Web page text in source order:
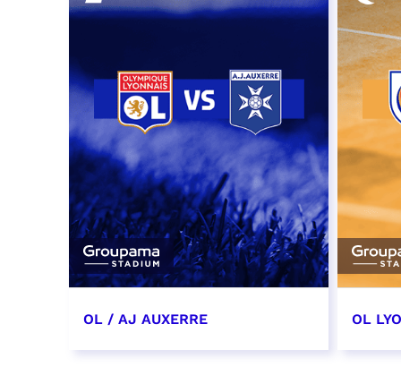
OL / AJ AUXERRE OL